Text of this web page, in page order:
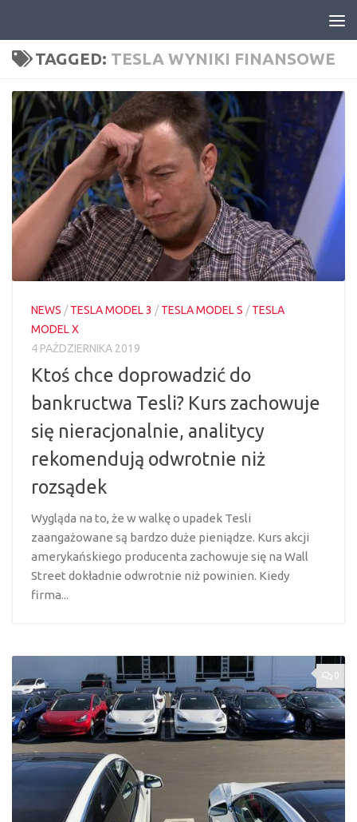
TAGGED: TESLA WYNIKI FINANSOWE
NEWS /TESLA MODEL 3 /TESLA MODEL S /TESLA
MODEL X
4 PAŹDZIERNIKA 2019
Ktoś chce doprowadzić do
bankructwa Tesli? Kurs zachowuje
się nieracjonalnie, analitycy
rekomendują odwrotnie niż
rozsądek
Wygląda na to, że w walkę o upadek Tesli
zaangażowane są bardzo duże pieniądze. Kurs akcji
amerykańskiego producenta zachowuje się na Wall
Street dokładnie odwrotnie niż powinien. Kiedy
firma...
0